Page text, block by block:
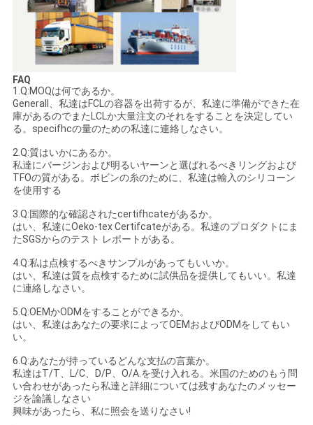
FAQ
1.Q:MOQは何であるか。
Generall、私達はFCLの容器を出荷するが、私達に準備ができた在
庫があるのでまたLCLか大量注文のそれをすることを決定してい
る。specifhcの量のための私達に連絡しなさい。
2.Q:質はいかにあるか。
私達にバージンおよび明るいヤーンと選ばれるべきリングおよび
TFOの質がある。ボビンの糸のために、私達は輸入のシリコーン
を使用する
3.Q:国際的な確認されたcertifhcateがあるか。
はい、私達にOeko-tex Certifcateがある。私達のプロダクトにま
たSGSからのテスト レポートがある。
4.Q:私は点検するべきサンプルがあってもいいか。
はい、私達は質を点検するために試供品を提供してもいい。私達
に連絡しなさい。
5.Q:OEMかODMをすることができるか。
はい、私達はあなたの要求によってOEMおよびODMをしてもい
い。
6.Q:あなたが持っているどんな支払の言葉か。
私達はT/T、L/C、D/P、O/A.を受け入れる。米国のためのもう問
い合わせがあったら私達と詳細については残すあなたのメッセー
ジを論議しなさい
興味があったら、私に照会を送りなさい!